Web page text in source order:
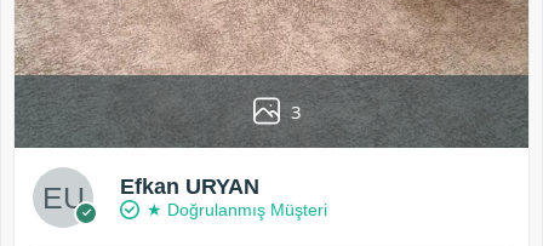
3
Efkan URYAN
★ Doğrulanmış Müşteri